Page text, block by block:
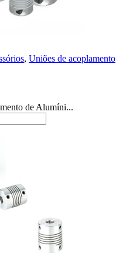
, Uniões de acoplamento
de Alumíni...